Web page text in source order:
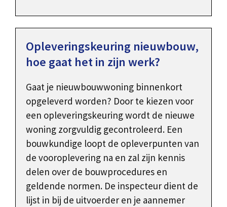
Opleveringskeuring nieuwbouw,
hoe gaat het in zijn werk?
Gaat je nieuwbouwwoning binnenkort
opgeleverd worden? Door te kiezen voor
een opleveringskeuring wordt de nieuwe
woning zorgvuldig gecontroleerd. Een
bouwkundige loopt de opleverpunten van
de vooroplevering na en zal zijn kennis
delen over de bouwprocedures en
geldende normen. De inspecteur dient de
lijst in bij de uitvoerder en je aannemer